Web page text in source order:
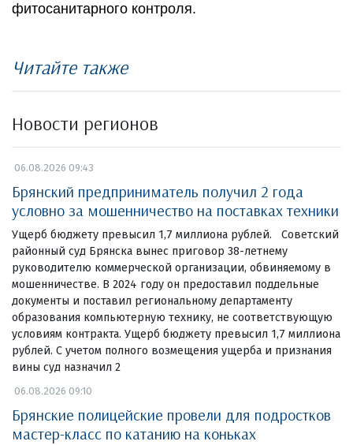
фитосанитарного контроля.
Читайте также
Новости регионов
06.08.2026 09:43
Брянский предприниматель получил 2 года
условно за мошенничество на поставках техники
Ущерб бюджету превысил 1,7 миллиона рублей. Советский
районный суд Брянска вынес приговор 38-летнему
руководителю коммерческой организации, обвиняемому в
мошенничестве. В 2024 году он предоставил поддельные
документы и поставил региональному департаменту
образования компьютерную технику, не соответствующую
условиям контракта. Ущерб бюджету превысил 1,7 миллиона
рублей. С учетом полного возмещения ущерба и признания
вины суд назначил 2
06.08.2026 09:10
Брянские полицейские провели для подростков
мастер-класс по катанию на коньках